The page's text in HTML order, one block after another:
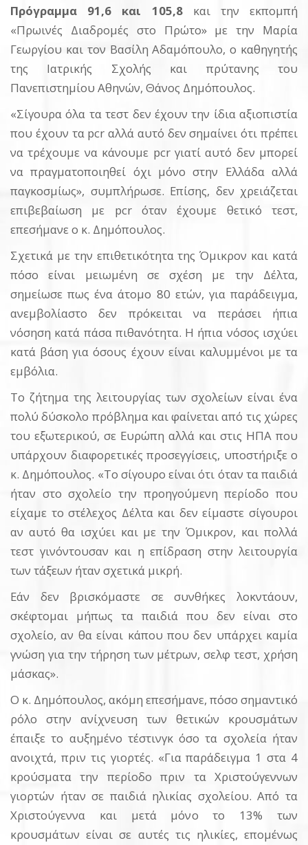
Πρόγραμμα 91,6 και 105,8και την εκπομπή
«Πρωινές Διαδρομές στο Πρώτο» με την Μαρία
Γεωργίου και τον Βασίλη Αδαμόπουλο, ο καθηγητής
της Ιατρικής Σχολής και πρύτανης του
Πανεπιστημίου Αθηνών, Θάνος Δημόπουλος.
«Σίγουρα όλα τα τεστ δεν έχουν την ίδια αξιοπιστία
που έχουν τα pcr αλλά αυτό δεν σημαίνει ότι πρέπει
να τρέχουμε να κάνουμε pcr γιατί αυτό δεν μπορεί
να πραγματοποιηθεί όχι μόνο στην Ελλάδα αλλά
παγκοσμίως», συμπλήρωσε. Επίσης, δεν χρειάζεται
επιβεβαίωση με pcr όταν έχουμε θετικό τεστ,
επεσήμανε ο κ. Δημόπουλος.
Σχετικά με την επιθετικότητα της Όμικρον και κατά
πόσο είναι μειωμένη σε σχέση με την Δέλτα,
σημείωσε πως ένα άτομο 80 ετών, για παράδειγμα,
ανεμβολίαστο δεν πρόκειται να περάσει ήπια
νόσηση κατά πάσα πιθανότητα. Η ήπια νόσος ισχύει
κατά βάση για όσους έχουν είναι καλυμμένοι με τα
εμβόλια.
Το ζήτημα της λειτουργίας των σχολείων είναι ένα
πολύ δύσκολο πρόβλημα και φαίνεται από τις χώρες
του εξωτερικού, σε Ευρώπη αλλά και στις ΗΠΑ που
υπάρχουν διαφορετικές προσεγγίσεις, υποστήριξε ο
κ. Δημόπουλος. «Το σίγουρο είναι ότι όταν τα παιδιά
ήταν στο σχολείο την προηγούμενη περίοδο που
είχαμε το στέλεχος Δέλτα και δεν είμαστε σίγουροι
αν αυτό θα ισχύει και με την Όμικρον, και πολλά
τεστ γινόντουσαν και η επίδραση στην λειτουργία
των τάξεων ήταν σχετικά μικρή.
Εάν δεν βρισκόμαστε σε συνθήκες λοκντάουν,
σκέφτομαι μήπως τα παιδιά που δεν είναι στο
σχολείο, αν θα είναι κάπου που δεν υπάρχει καμία
γνώση για την τήρηση των μέτρων, σελφ τεστ, χρήση
μάσκας».
Ο κ. Δημόπουλος, ακόμη επεσήμανε, πόσο σημαντικό
ρόλο στην ανίχνευση των θετικών κρουσμάτων
έπαιξε το αυξημένο τέστινγκ όσο τα σχολεία ήταν
ανοιχτά, πριν τις γιορτές. «Για παράδειγμα 1 στα 4
κρούσματα την περίοδο πριν τα Χριστούγεννων
γιορτών ήταν σε παιδιά ηλικίας σχολείου. Από τα
Χριστούγεννα και μετά μόνο το 13% των
κρουσμάτων είναι σε αυτές τις ηλικίες, επομένως